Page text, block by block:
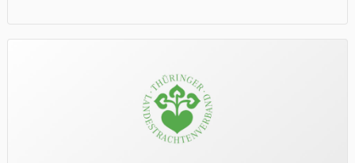
Wir wünschen Euch viel Spaß beim Lesen.